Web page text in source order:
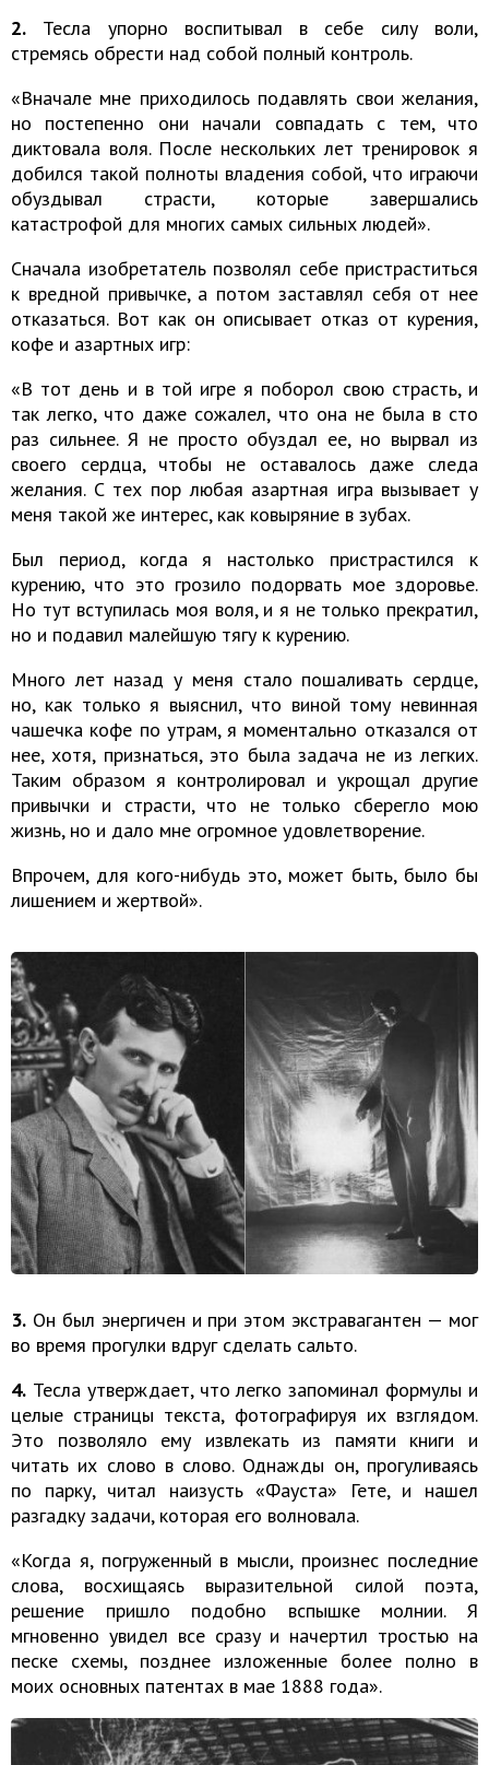
2. Тесла упорно воспитывал в себе силу воли,
стремясь обрести над собой полный контроль.
«Вначале мне приходилось подавлять свои желания,
но постепенно они начали совпадать с тем, что
диктовала воля. После нескольких лет тренировок я
добился такой полноты владения собой, что играючи
обуздывал страсти, которые завершались
катастрофой для многих самых сильных людей».
Сначала изобретатель позволял себе пристраститься
к вредной привычке, а потом заставлял себя от нее
отказаться. Вот как он описывает отказ от курения,
кофе и азартных игр:
«В тот день и в той игре я поборол свою страсть, и
так легко, что даже сожалел, что она не была в сто
раз сильнее. Я не просто обуздал ее, но вырвал из
своего сердца, чтобы не оставалось даже следа
желания. С тех пор любая азартная игра вызывает у
меня такой же интерес, как ковыряние в зубах.
Был период, когда я настолько пристрастился к
курению, что это грозило подорвать мое здоровье.
Но тут вступилась моя воля, и я не только прекратил,
но и подавил малейшую тягу к курению.
Много лет назад у меня стало пошаливать сердце,
но, как только я выяснил, что виной тому невинная
чашечка кофе по утрам, я моментально отказался от
нее, хотя, признаться, это была задача не из легких.
Таким образом я контролировал и укрощал другие
привычки и страсти, что не только сберегло мою
жизнь, но и дало мне огромное удовлетворение.
Впрочем, для кого-нибудь это, может быть, было бы
лишением и жертвой».
3. Он был энергичен и при этом экстравагантен — мог
во время прогулки вдруг сделать сальто.
4. Тесла утверждает, что легко запоминал формулы и
целые страницы текста, фотографируя их взглядом.
Это позволяло ему извлекать из памяти книги и
читать их слово в слово. Однажды он, прогуливаясь
по парку, читал наизусть «Фауста» Гете, и нашел
разгадку задачи, которая его волновала.
«Когда я, погруженный в мысли, произнес последние
слова, восхищаясь выразительной силой поэта,
решение пришло подобно вспышке молнии. Я
мгновенно увидел все сразу и начертил тростью на
песке схемы, позднее изложенные более полно в
моих основных патентах в мае 1888 года».